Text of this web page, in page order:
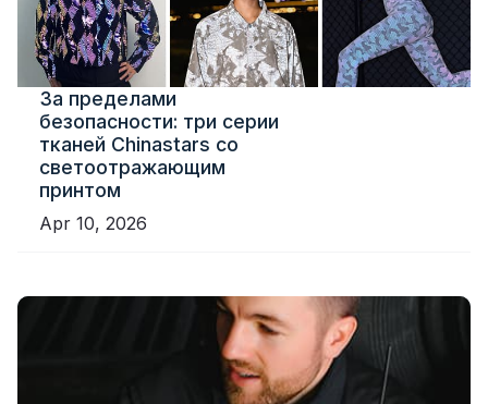
За пределами
безопасности: три серии
тканей Chinastars со
светоотражающим
принтом
Apr 10, 2026